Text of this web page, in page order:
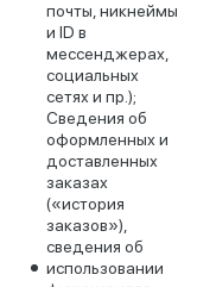
почты, никнеймы
и ID в
мессенджерах,
социальных
сетях и пр.);
Сведения об
оформленных и
доставленных
заказах
(«история
заказов»),
сведения об
использовании